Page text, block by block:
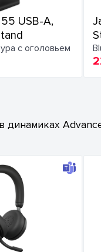
USB-A,
с оголовьем